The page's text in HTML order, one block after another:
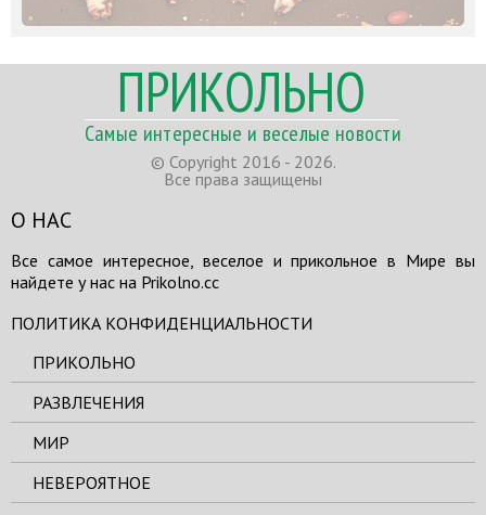
ПРИКОЛЬНО
Самые интересные и веселые новости
© Copyright 2016 - 2026.
Все права защищены
О НАС
Все самое интересное, веселое и прикольное в Мире вы
найдете у нас на Prikolno.cc
ПОЛИТИКА КОНФИДЕНЦИАЛЬНОСТИ
ПРИКОЛЬНО
РАЗВЛЕЧЕНИЯ
МИР
НЕВЕРОЯТНОЕ